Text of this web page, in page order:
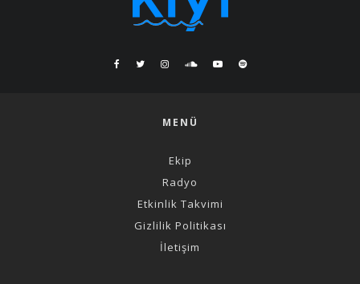
MENÜ
Ekip
Radyo
Etkinlik Takvimi
Gizlilik Politikası
İletişim